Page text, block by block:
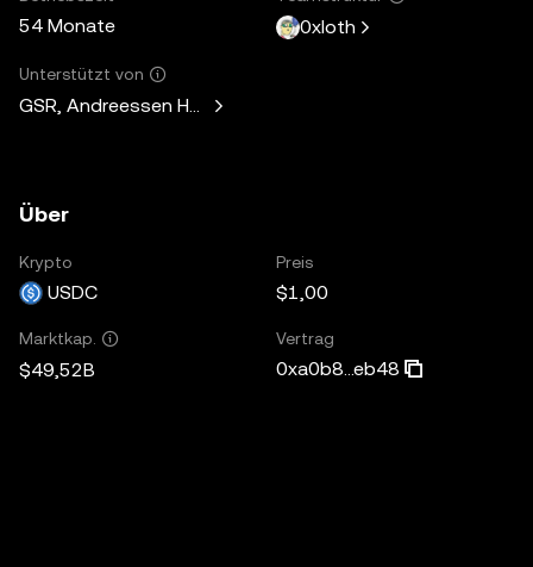
54 Monate 0xloth
Unterstützt von
GSR, Andreessen Horowitz, Mechanism Capital, Variant
Über
Krypto
USDC
Preis
$1,00
Marktkap.
$49,52B
Vertrag
0xa0b8...eb48